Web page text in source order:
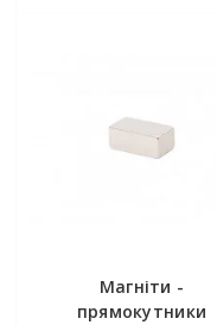
Магніти -
прямокутники